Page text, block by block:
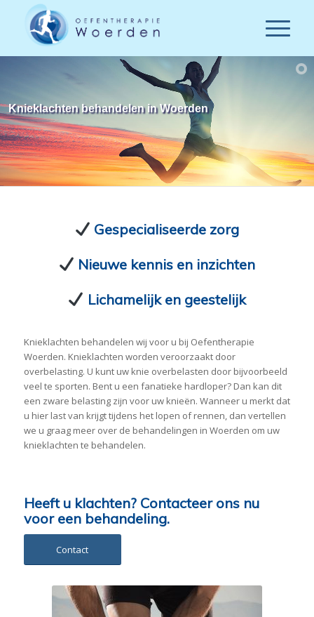
Knieklachten behandelen in Woerden
Gespecialiseerde zorg
Nieuwe kennis en inzichten
Lichamelijk en geestelijk
Knieklachten behandelen wij voor u bij Oefentherapie
Woerden. Knieklachten worden veroorzaakt door
overbelasting. U kunt uw knie overbelasten door bijvoorbeeld
veel te sporten. Bent u een fanatieke hardloper? Dan kan dit
een zware belasting zijn voor uw knieën. Wanneer u merkt dat
u hier last van krijgt tijdens het lopen of rennen, dan vertellen
we u graag meer over de behandelingen in Woerden om uw
knieklachten te behandelen.
Heeft u klachten? Contacteer ons nu
voor een behandeling.
Contact